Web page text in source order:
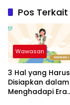
Pos Terkait
Wawasan
3 Hal yang Harus
Disiapkan dalam
Menghadapi Era